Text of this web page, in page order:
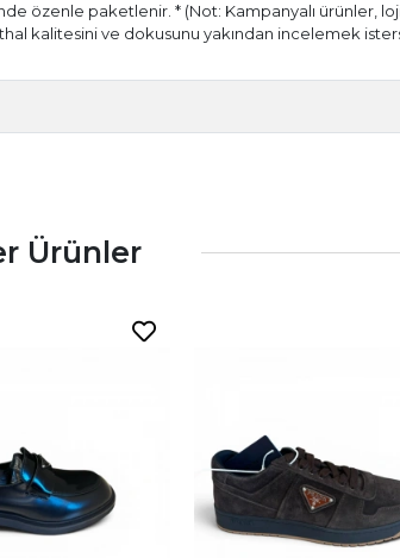
özenle paketlenir. * (Not: Kampanyalı ürünler,
kalitesini ve dokusunu yakından incelemek
Ürünler